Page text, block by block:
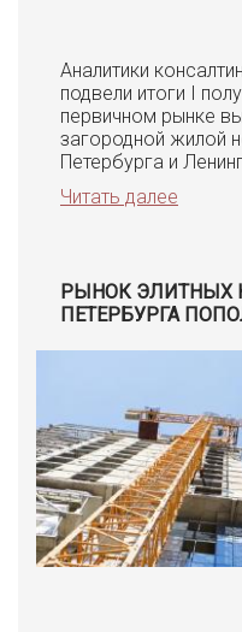
Аналитики
подвели итоги I
первичном рынке
загородной жилой
Петербурга и
Читать далее
РЫНОК ЭЛИТНЫХ
ПЕТЕРБУРГА